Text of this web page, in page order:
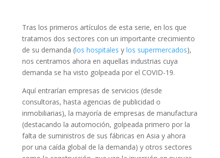
Tras los primeros artículos de esta serie, en los que
tratamos dos sectores con un importante crecimiento
de su demanda (los hospitales y los supermercados),
nos centramos ahora en aquellas industrias cuya
demanda se ha visto golpeada por el COVID-19.
Aquí entrarían empresas de servicios (desde
consultoras, hasta agencias de publicidad o
inmobiliarias), la mayoría de empresas de manufactura
(destacando la automoción, golpeada primero por la
falta de suministros de sus fábricas en Asia y ahora
por una caída global de la demanda) y otros sectores